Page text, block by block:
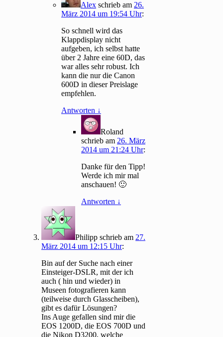
Alex schrieb am 26.
März 2014 um 19:54 Uhr:
So schnell wird das
Klappdisplay nicht
aufgeben, ich selbst hatte
über 2 Jahre eine 60D, das
war alles sehr robust. Ich
kann die nur die Canon
600D in dieser Preislage
empfehlen.
Antworten ↓
Roland
schrieb am 26. März
2014 um 21:24 Uhr:
Danke für den Tipp!
Werde ich mir mal
anschauen! 🙂
Antworten ↓
Philipp schrieb am 27.
März 2014 um 12:15 Uhr:
Bin auf der Suche nach einer
Einsteiger-DSLR, mit der ich
auch ( hin und wieder) in
Museen fotografieren kann
(teilweise durch Glasscheiben),
gibt es dafür Lösungen?
Ins Auge gefallen sind mir die
EOS 1200D, die EOS 700D und
die Nikon D3200, welche